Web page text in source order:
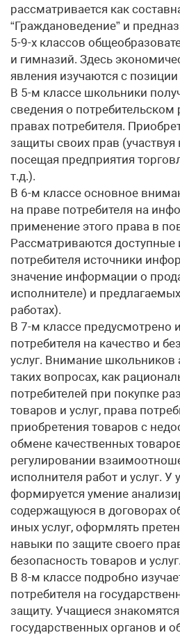
рассматривается как
“Граждановедение” и
5-9-х классов
и гимназий. Здесь
явления изучаются с позиции
В 5-м классе школьники
сведения о
правах потребителя.
защиты своих прав (участвуя
посещая предприятия
т.д.).
В 6-м классе основное
на праве потребителя на
применение этого права в
Рассматриваются
потребителя источники
значение информации о
исполнителе) и предлагаемых
работах).
В 7-м классе предусмотрено
потребителя на качество и
услуг. Внимание школьников
таких вопросах, как
потребителей при покупке
товаров и услуг, права
приобретения товаров с
обмене качественных
регулировании
исполнителя работ и услуг. У
формируется умение
содержащуюся в договорах
иных услуг, оформлять
навыки по защите своего
безопасность товаров и услуг.
В 8-м классе подробно
потребителя на
защиту. Учащиеся
государственных органов и